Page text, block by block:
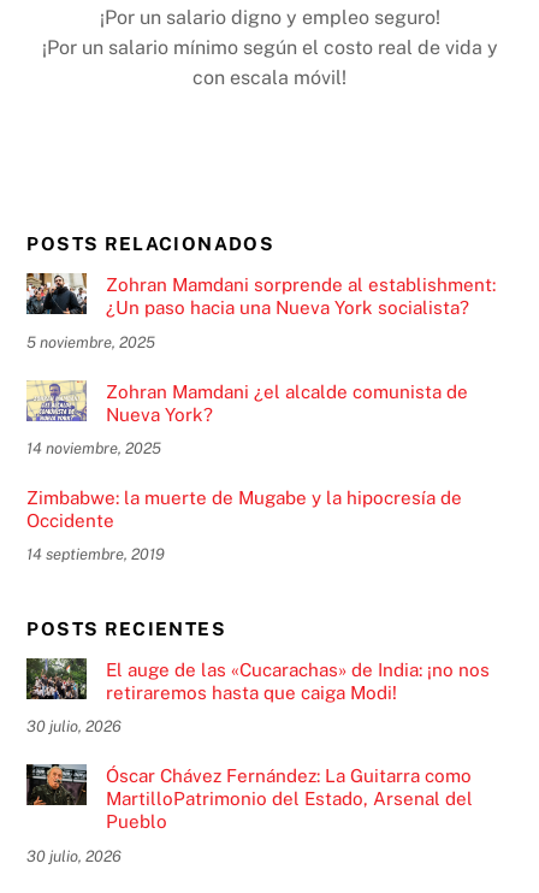
¡Por un salario digno y empleo seguro!
¡Por un salario mínimo según el costo real de vida y
con escala móvil!
POSTS RELACIONADOS
Zohran Mamdani sorprende al establishment:
¿Un paso hacia una Nueva York socialista?
5 noviembre, 2025
Zohran Mamdani ¿el alcalde comunista de
Nueva York?
14 noviembre, 2025
Zimbabwe: la muerte de Mugabe y la hipocresía de
Occidente
14 septiembre, 2019
POSTS RECIENTES
El auge de las «Cucarachas» de India: ¡no nos
retiraremos hasta que caiga Modi!
30 julio, 2026
Óscar Chávez Fernández: La Guitarra como
MartilloPatrimonio del Estado, Arsenal del
Pueblo
30 julio, 2026